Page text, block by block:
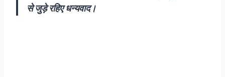
से जुड़े रहिए धन्यवाद।